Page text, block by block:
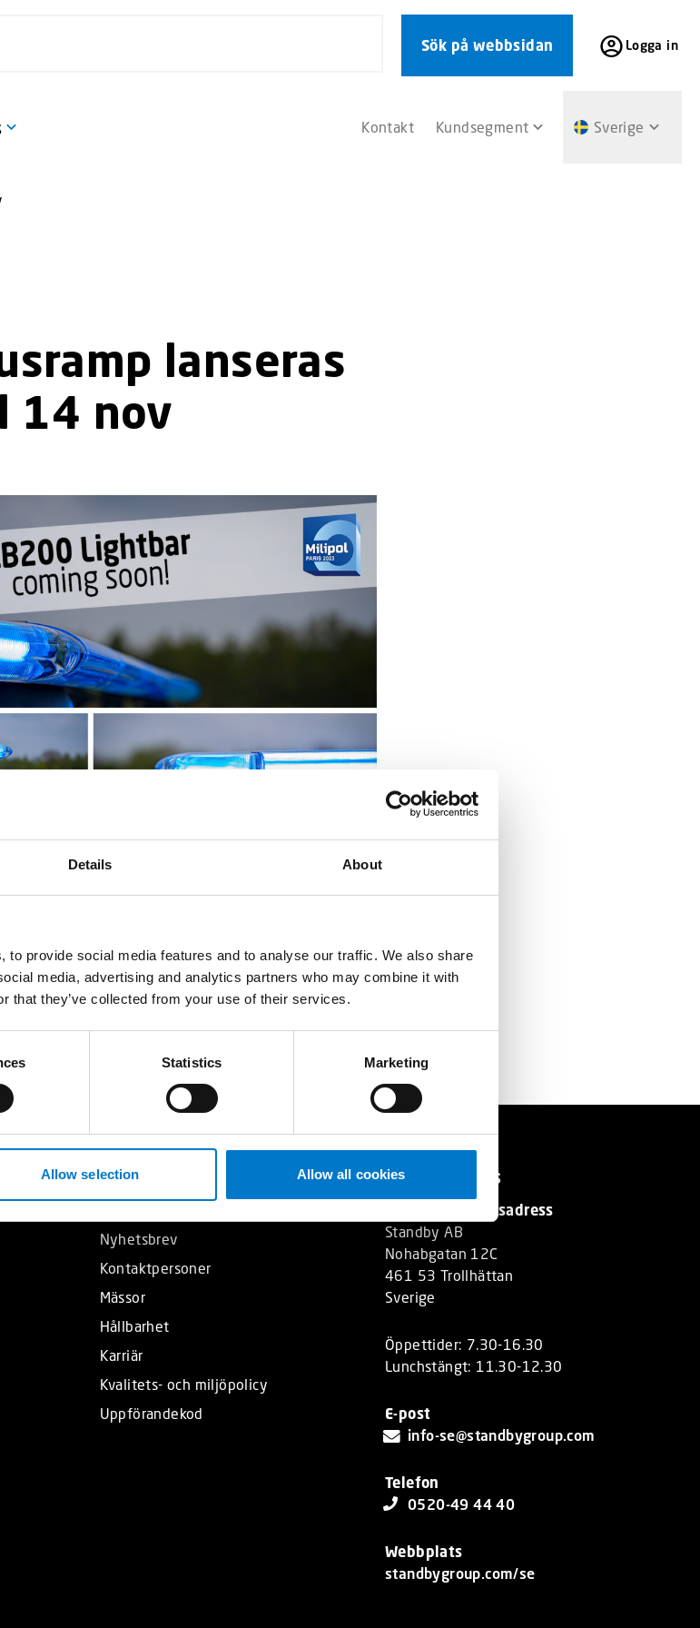
Details About
to provide social media features and to analyse our traffic. We also share
media, advertising and analytics partners who may combine it with
that they’ve collected from your use of their services.
Statistics Marketing
Allow selection Allow all cookies
Sök på webbsidan Logga in
Kontakt Kundsegment Sverige
lanseras
14 nov
nya supertunna
Vi ser fram emot att träffa dig där!
Om oss
Nyhetsbrev
Kontaktpersoner
Mässor
Hållbarhet
Karriär
Kvalitets- och miljöpolicy
Uppförandekod
Kontakta oss
Post- och besöksadress
Standby AB
Nohabgatan 12C
461 53 Trollhättan
Sverige
Öppettider: 7.30-16.30
Lunchstängt: 11.30-12.30
E-post
info-se@standbygroup.com
Telefon
0520-49 44 40
Webbplats
standbygroup.com/se